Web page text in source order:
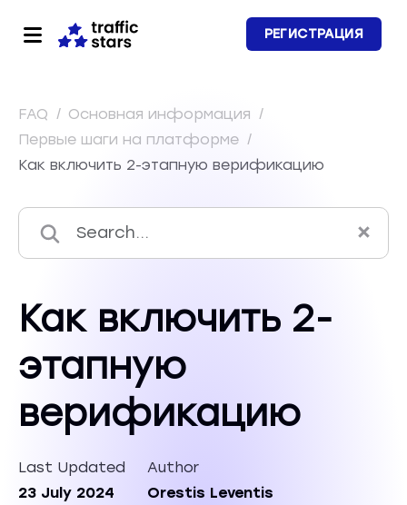
РЕГИСТРАЦИЯ
FAQ / Основная информация /
Первые шаги на платформе /
Как включить 2-этапную верификацию
Как включить 2-
этапную
верификацию
Last Updated
23 July 2024
Author
Orestis Leventis